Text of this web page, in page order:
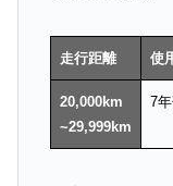
走行距離 使
20,000km
~29,999km
7